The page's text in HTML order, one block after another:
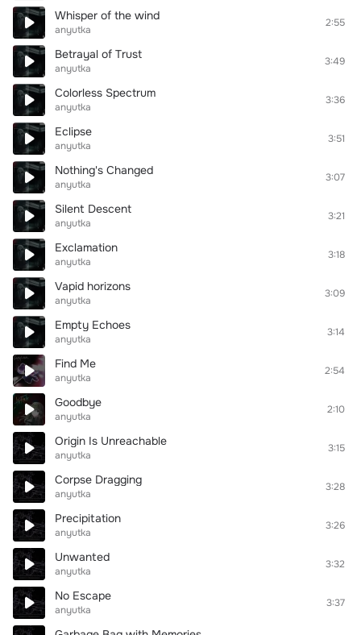
Whisper of the wind
anyutka
2:55
Betrayal of Trust
anyutka
3:49
Colorless Spectrum
anyutka
3:36
Eclipse
anyutka
3:51
Nothing's Changed
anyutka
3:07
Silent Descent
anyutka
3:21
Exclamation
anyutka
3:18
Vapid horizons
anyutka
3:09
Empty Echoes
anyutka
3:14
Find Me
anyutka
2:54
Goodbye
anyutka
2:10
Origin Is Unreachable
anyutka
3:15
Corpse Dragging
anyutka
3:28
Precipitation
anyutka
3:26
Unwanted
anyutka
3:32
No Escape
anyutka
3:37